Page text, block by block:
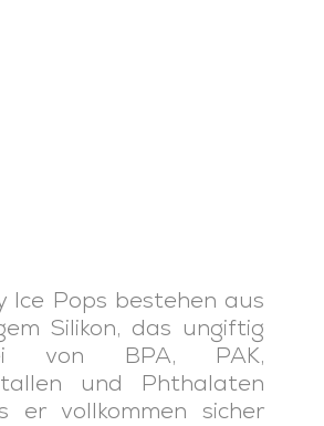
Ice Pops bestehen aus
Silikon, das ungiftig
von BPA, PAK,
und Phthalaten
er vollkommen sicher